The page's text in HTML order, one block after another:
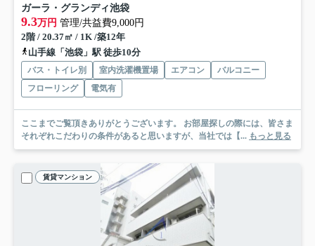
ガーラ・グランディ池袋
9.3万円 管理/共益費9,000円
2階 / 20.37㎡ / 1K /築12年
山手線「池袋」駅 徒歩10分
バス・トイレ別 室内洗濯機置場 エアコン
バルコニー
フローリング
電気有
ここまでご覧頂きありがとうございます。 お部屋探しの際には、皆さま
それぞれこだわりの条件があると思いますが、当社では【... もっと見る
賃貸マンション